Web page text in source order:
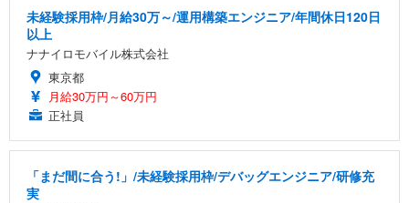
未経験採用枠/月給30万～/運用構築エンジニア/年間休日120日
以上
ナナイロモバイル株式会社
東京都
月給30万円～60万円
正社員
「まだ間に合う!」/未経験採用枠/デバッグエンジニア/研修充
実